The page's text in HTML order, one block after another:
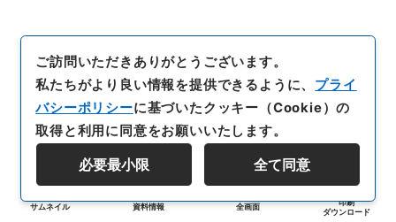
サムネイル 資料情報 全画面
印刷
ダウンロード
ご訪問いただきありがとうございます。
私たちがより良い情報を提供できるように、 プライ
バシーポリシーに基づいたクッキー（Cookie）の
取得と利用に同意をお願いいたします。
必要最小限 全て同意